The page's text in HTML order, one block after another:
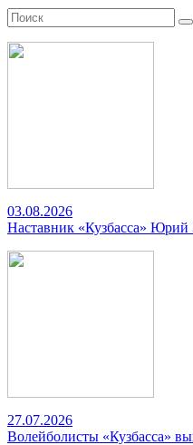
03.08.2026
Наставник «Кузбасса» Юрий
27.07.2026
Волейболисты «Кузбасса»